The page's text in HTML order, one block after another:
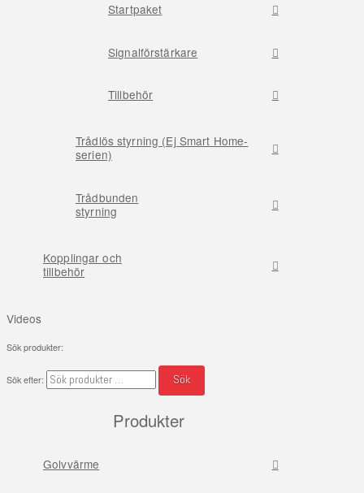
Startpaket
Signalförstärkare
Tillbehör
Trådlös styrning (Ej Smart Home-
serien)
Trådbunden
styrning
Kopplingar och
tillbehör
Videos
Sök produkter:
Sök efter: Sök
Produkter
Golvvärme